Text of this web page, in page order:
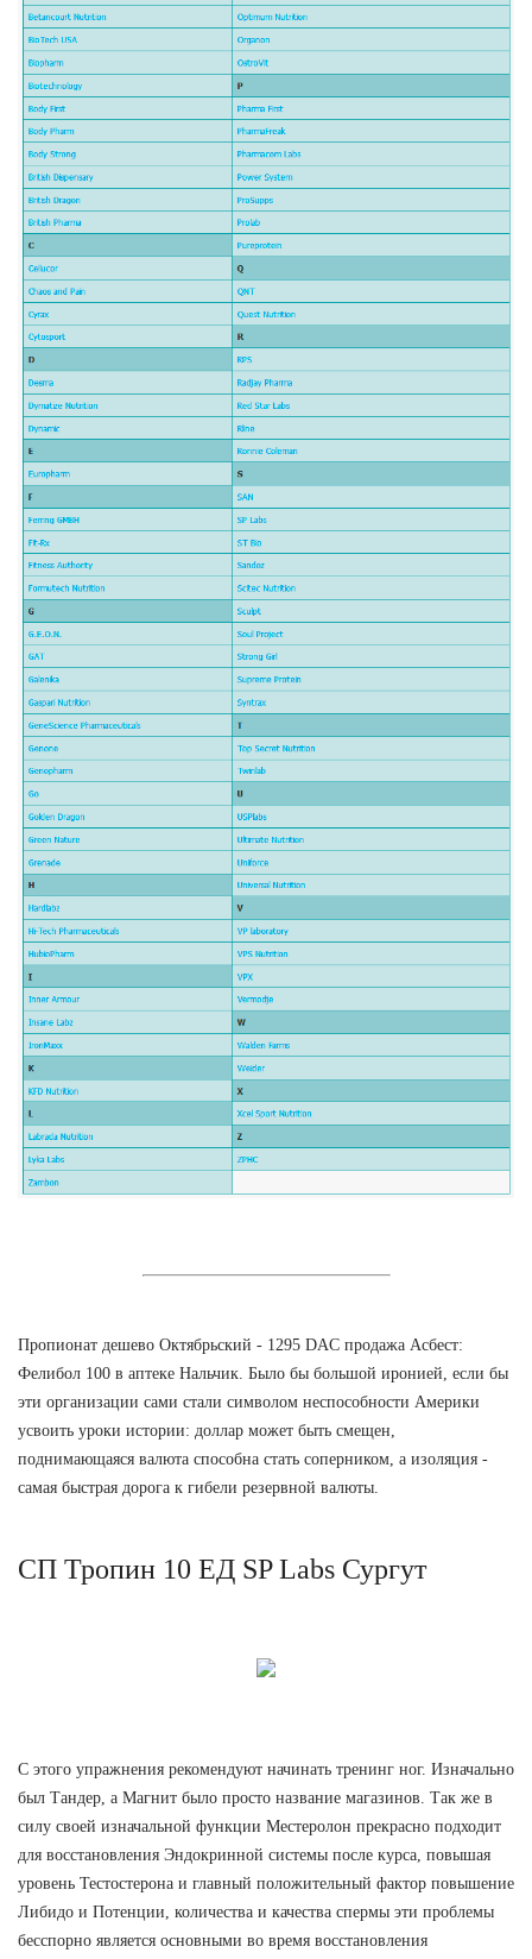
Пропионат дешево Октябрьский - 1295 DAC продажа Асбест:
Фелибол 100 в аптеке Нальчик. Было бы большой иронией, если бы
эти организации сами стали символом неспособности Америки
усвоить уроки истории: доллар может быть смещен,
поднимающаяся валюта способна стать соперником, а изоляция -
самая быстрая дорога к гибели резервной валюты.
СП Тропин 10 ЕД SP Labs Сургут
С этого упражнения рекомендуют начинать тренинг ног. Изначально
был Тандер, а Магнит было просто название магазинов. Так же в
силу своей изначальной функции Местеролон прекрасно подходит
для восстановления Эндокринной системы после курса, повышая
уровень Тестостерона и главный положительный фактор повышение
Либидо и Потенции, количества и качества спермы эти проблемы
бесспорно является основными во время восстановления